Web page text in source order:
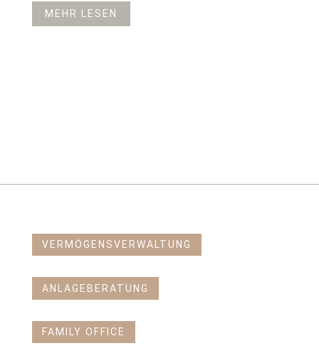
MEHR LESEN
VERMÖGENSVERWALTUNG
ANLAGEBERATUNG
FAMILY OFFICE